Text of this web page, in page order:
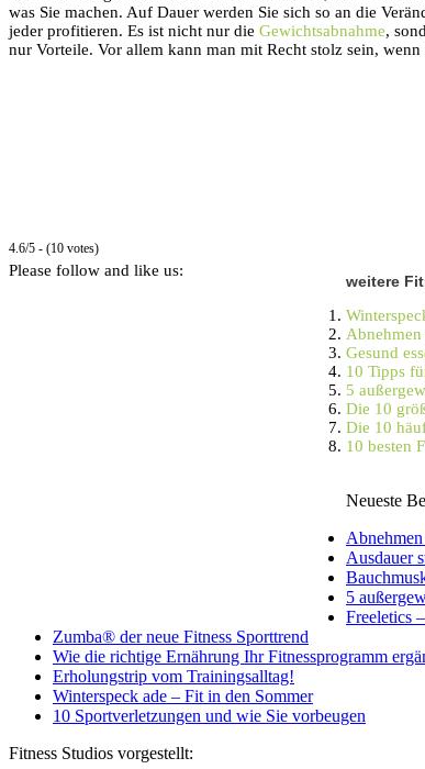
was Sie machen. Auf Dauer werden Sie sich so an die
jeder profitieren. Es ist nicht nur die Gewichtsabnahme,
nur Vorteile. Vor allem kann man mit Recht stolz sein,
4.6/5 - (10 votes)
Please follow and like us:
weitere
Gesund
10 Tipps
5
Die 10
Die 10
10 besten
Neueste
Ausdauer
5
Freeletics
Zumba® der neue Fitness Sporttrend
Wie die richtige Ernährung Ihr Fitnessprogramm
Erholungstrip vom Trainingsalltag!
Winterspeck ade – Fit in den Sommer
10 Sportverletzungen und wie Sie vorbeugen
Fitness Studios vorgestellt: